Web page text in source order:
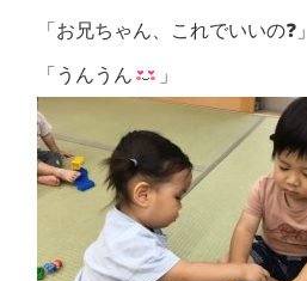
「お兄ちゃん、これでいいの❓」
「うんうん 」